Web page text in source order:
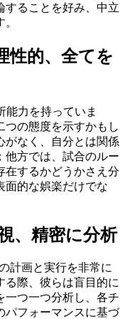
することを好み、中立
性的、全てを
能力を持っていま
つの態度を示すかもし
がなく、自分とは関係
他方では、試合のルー
在するかどうかさえ分
面的な娯楽だけでな
、精密に分析
計画と実行を非常に
る際、彼らは盲目的に
一つ一つ分析し、各チ
パフォーマンスに基づ